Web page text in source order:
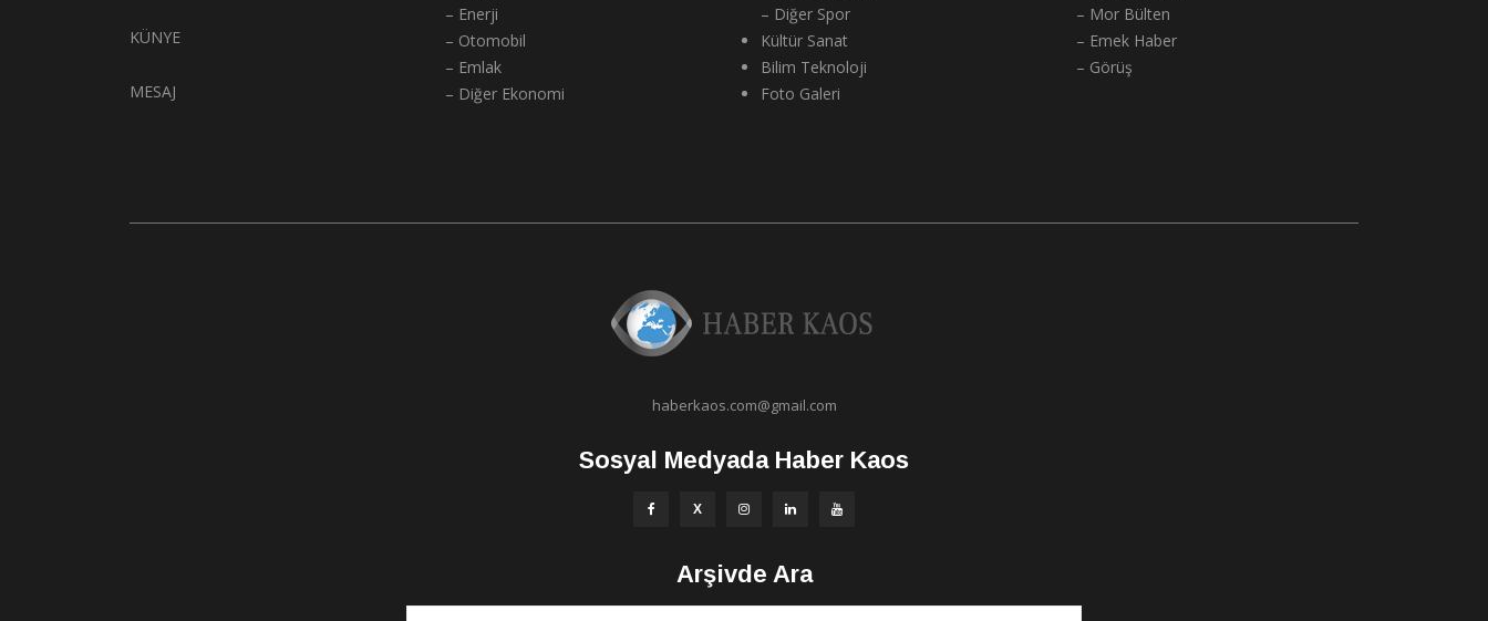
KÜNYE
MESAJ
– Enerji
– Otomobil
– Emlak
– Diğer Ekonomi
– Diğer Spor
Kültür Sanat
Bilim Teknoloji
Foto Galeri
– Mor Bülten
– Emek Haber
– Görüş
haberkaos.com@gmail.com
Sosyal Medyada Haber Kaos
Arşivde Ara